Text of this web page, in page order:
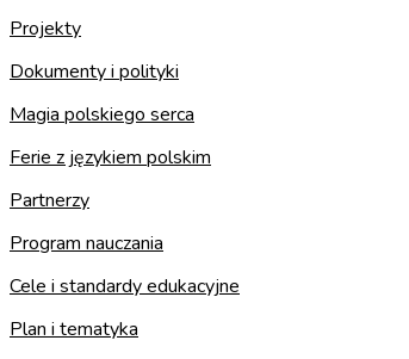
Projekty
Dokumenty i polityki
Magia polskiego serca
Ferie z językiem polskim
Partnerzy
Program nauczania
Cele i standardy edukacyjne
Plan i tematyka